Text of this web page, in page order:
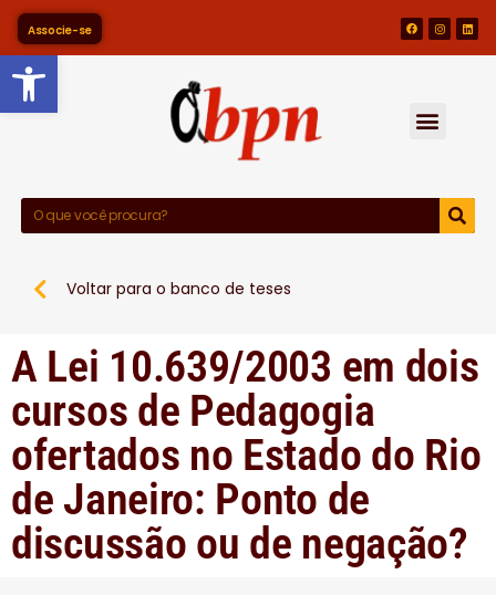
Barra de Ferramentas
Associe-se
Voltar para o banco de teses
A Lei 10.639/2003 em dois
cursos de Pedagogia
ofertados no Estado do Rio
de Janeiro: Ponto de
discussão ou de negação?